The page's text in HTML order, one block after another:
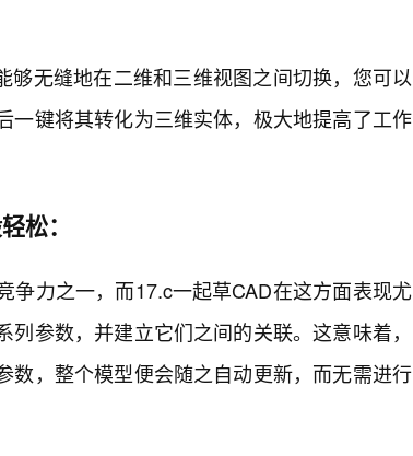
够无缝地在二维和三维视图之间切换，您可以
一键将其转化为三维实体，极大地提高了工作
松：
争力之一，而17.c一起草CAD在这方面表现尤
参数，并建立它们之间的关联。这意味着，
数，整个模型便会随之自动更新，而无需进行